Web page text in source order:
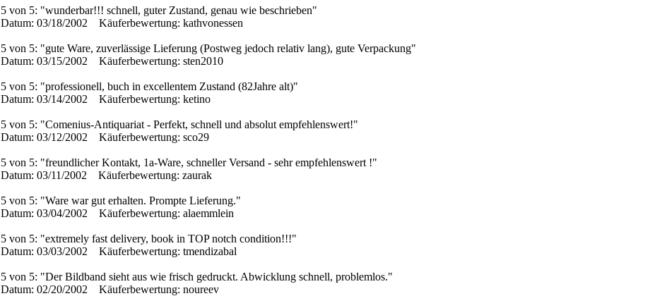
5 von 5: "wunderbar!!! schnell, guter Zustand, genau wie beschrieben"
Datum: 03/18/2002 Käuferbewertung: kathvonessen
5 von 5: "gute Ware, zuverlässige Lieferung (Postweg jedoch relativ lang), gute Verpackung"
Datum: 03/15/2002 Käuferbewertung: sten2010
5 von 5: "professionell, buch in excellentem Zustand (82Jahre alt)"
Datum: 03/14/2002 Käuferbewertung: ketino
5 von 5: "Comenius-Antiquariat - Perfekt, schnell und absolut empfehlenswert!"
Datum: 03/12/2002 Käuferbewertung: sco29
5 von 5: "freundlicher Kontakt, 1a-Ware, schneller Versand - sehr empfehlenswert !"
Datum: 03/11/2002 Käuferbewertung: zaurak
5 von 5: "Ware war gut erhalten. Prompte Lieferung."
Datum: 03/04/2002 Käuferbewertung: alaemmlein
5 von 5: "extremely fast delivery, book in TOP notch condition!!!"
Datum: 03/03/2002 Käuferbewertung: tmendizabal
5 von 5: "Der Bildband sieht aus wie frisch gedruckt. Abwicklung schnell, problemlos."
Datum: 02/20/2002 Käuferbewertung: noureev